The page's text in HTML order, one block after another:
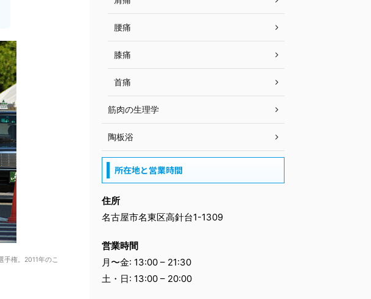
権。2011年のこ
腰痛
膝痛
首痛
筋肉の生理学
陶板浴
所在地と営業時間
住所
名古屋市名東区高針台1-1309
営業時間
月〜金: 13:00 – 21:30
土・日: 13:00 – 20:00